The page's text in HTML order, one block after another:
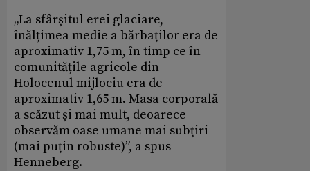
„La sfârșitul erei glaciare,
înălțimea medie a bărbaților era de
aproximativ 1,75 m, în timp ce în
comunitățile agricole din
Holocenul mijlociu era de
aproximativ 1,65 m. Masa corporală
a scăzut și mai mult, deoarece
observăm oase umane mai subțiri
(mai puțin robuste)”, a spus
Henneberg.